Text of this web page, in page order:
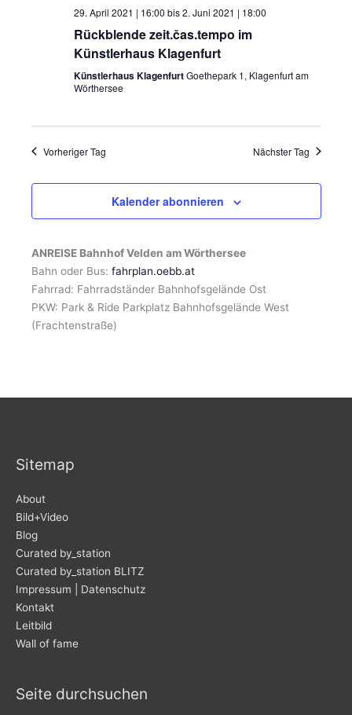
29. April 2021 | 16:00 bis2. Juni 2021 | 18:00
Rückblende zeit.čas.tempo im
Künstlerhaus Klagenfurt
Künstlerhaus KlagenfurtGoethepark 1, Klagenfurt am
Wörthersee
Vorheriger Tag Nächster Tag
Kalender abonnieren
ANREISE Bahnhof Velden am Wörthersee
Bahn oder Bus: fahrplan.oebb.at
Fahrrad: Fahrradständer Bahnhofsgelände Ost
PKW: Park & Ride Parkplatz Bahnhofsgelände West
(Frachtenstraße)
Sitemap
About
Bild+Video
Blog
Curated by_station
Curated by_station BLITZ
Impressum | Datenschutz
Kontakt
Leitbild
Wall of fame
Seite durchsuchen